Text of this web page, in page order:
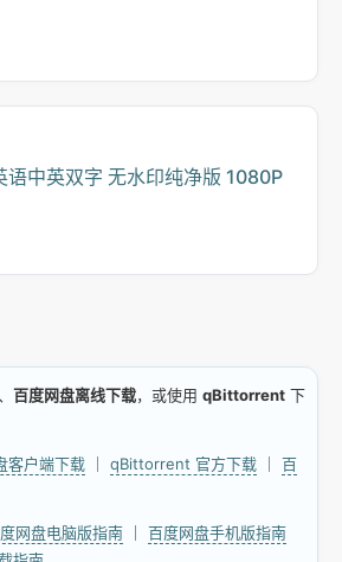
语中英双字 无水印纯净版 1080P
、 百度网盘离线下载，或使用 qBittorrent 下
客户端下载 qBittorrent 官方下载
百
网盘电脑版指南
百度网盘手机版指南